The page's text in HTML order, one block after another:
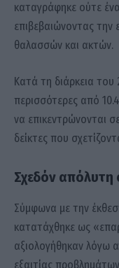
καταγράφηκε ούτε
επιβεβαιώνοντας την
θαλασσών και ακτών.
Κατά τη διάρκεια
περισσότερες από
να επικεντρώνονται
δείκτες που
Σχεδόν
Σύμφωνα με την
κατατάχθηκε ως
αξιολογήθηκαν λόγω
εξαιτίας